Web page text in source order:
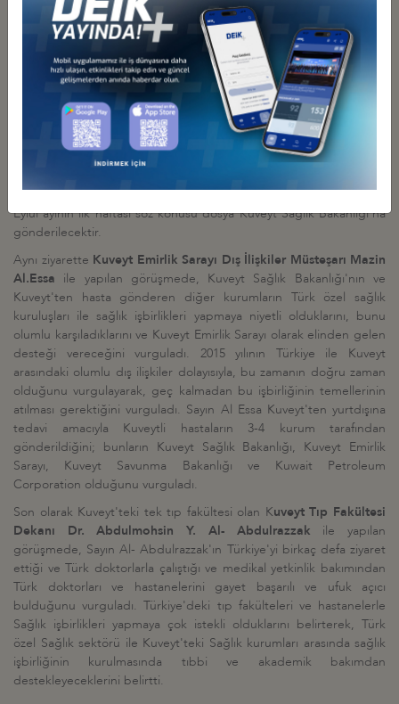
doktorlarını uzun dönemli olarak Kuveyt'te sağlık kurumlarında
istihdam etmek istediklerini belirtti. Kuveyt Sağlık Bakanlığı
yetkilileri DEIK'ten, Kuveyt ile sağlık işbirliği yapmaya açık olan üye
sağlık kuruluşlarının genel tanıtım yazıları, ön plana çıkan tedavi
alanları ile (seçilmiş) doktorlarının CV'lerinin yer aldığı bir dosyanın
hazırlanarak kendilerine iletilmesini rica etti. Söz konusu bilgiler e-
mail ortamındaKuveyt Sağlık Bakanlığı Dış İlişkiler Müdürü Dr.
Yasmin Abdulghafourile Haziran ayında paylaşıldı, telefon ve e-
maille konu hatırlatıldığı halde herhangi bir gelişme olmadı. Kuveyt
dosyalanarak Kuveyt Sağlık Bakanlığı'na gönderilmesi kararlaştırıldı.
Eylül ayının ilk haftası söz konusu dosya Kuveyt Sağlık Bakanlığı'na
gönderilecektir.
Aynı ziyarette Kuveyt Emirlik Sarayı Dış İlişkiler Müsteşarı Mazin
Al.Essa ile yapılan görüşmede, Kuveyt Sağlık Bakanlığı'nın ve
Kuveyt'ten hasta gönderen diğer kurumların Türk özel sağlık
kuruluşları ile sağlık işbirlikleri yapmaya niyetli olduklarını, bunu
olumlu karşıladıklarını ve Kuveyt Emirlik Sarayı olarak elinden gelen
desteği vereceğini vurguladı. 2015 yılının Türkiye ile Kuveyt
arasındaki olumlu dış ilişkiler dolayısıyla, bu zamanın doğru zaman
olduğunu vurgulayarak, geç kalmadan bu işbirliğinin temellerinin
atılması gerektiğini vurguladı. Sayın Al Essa Kuveyt'ten yurtdışına
tedavi amacıyla Kuveytli hastaların 3-4 kurum tarafından
gönderildiğini; bunların Kuveyt Sağlık Bakanlığı, Kuveyt Emirlik
Sarayı, Kuveyt Savunma Bakanlığı ve Kuwait Petroleum
Corporation olduğunu vurguladı.
Son olarak Kuveyt'teki tek tıp fakültesi olan Kuveyt Tıp Fakültesi
Dekanı Dr. Abdulmohsin Y. Al- Abdulrazzak ile yapılan
görüşmede, Sayın Al- Abdulrazzak'ın Türkiye'yi birkaç defa ziyaret
ettiği ve Türk doktorlarla çalıştığı ve medikal yetkinlik bakımından
Türk doktorları ve hastanelerini gayet başarılı ve ufuk açıcı
bulduğunu vurguladı. Türkiye'deki tıp fakülteleri ve hastanelerle
Sağlık işbirlikleri yapmaya çok istekli olduklarını belirterek, Türk
özel Sağlık sektörü ile Kuveyt'teki Sağlık kurumları arasında sağlık
işbirliğinin kurulmasında tıbbi ve akademik bakımdan
destekleyeceklerini belirtti.